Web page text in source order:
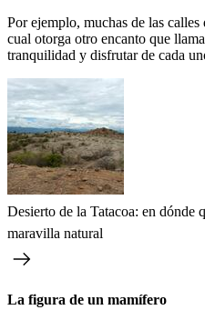
Por ejemplo, muchas de las
cual otorga otro encanto que
tranquilidad y disfrutar de cada
Desierto de la Tatacoa: en dónde
maravilla natural
La figura de un mamífero